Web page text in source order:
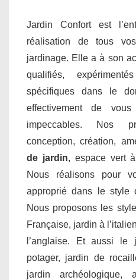
Jardin Confort est
réalisation de tous
jardinage. Elle a à son
qualifiés,
spécifiques dans le
effectivement de
impeccables. Nos
conception, création,
de jardin, espace vert
Nous réalisons pour
approprié dans le style
Nous proposons les
Française, jardin à
l’anglaise. Et aussi le
potager, jardin de
jardin